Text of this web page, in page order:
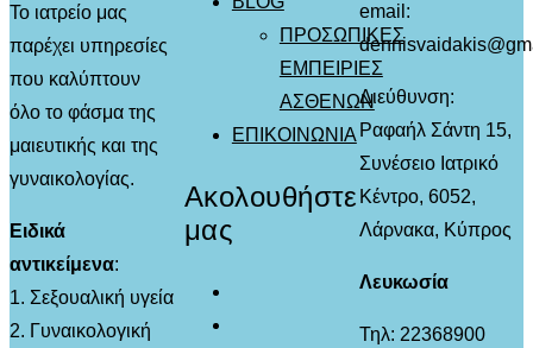
Το ιατρείο μας
παρέχει υπηρεσίες
που καλύπτουν
όλο το φάσμα της
μαιευτικής και της
γυναικολογίας.
Ειδικά
αντικείμενα:
1. Σεξουαλική υγεία
2. Γυναικολογική
ΠΡΟΣΩΠΙΚΕΣ
ΕΜΠΕΙΡΙΕΣ
ΑΣΘΕΝΩΝ
ΕΠΙΚΟΙΝΩΝΙΑ
Ακολουθήστε
μας
email:
Διεύθυνση:
Ραφαήλ Σάντη 15,
Συνέσειο Ιατρικό
Κέντρο, 6052,
Λάρνακα, Κύπρος
Λευκωσία
Τηλ: 22368900